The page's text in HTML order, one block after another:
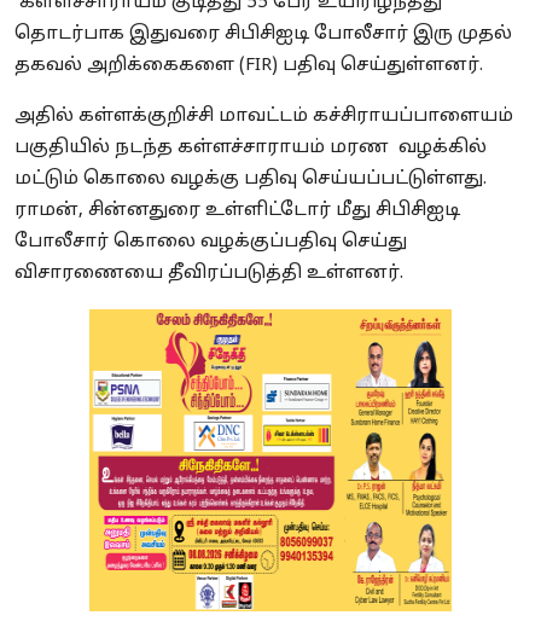
தொடர்பாக இதுவரை சிபிசிஐடி போலீசார் இரு முதல்
தகவல் அறிக்கைகளை (FIR) பதிவு செய்துள்ளனர்.
அதில் கள்ளக்குறிச்சி மாவட்டம் கச்சிராயப்பாளையம்
பகுதியில் நடந்த கள்ளச்சாராயம் மரண வழக்கில்
மட்டும் கொலை வழக்கு பதிவு செய்யப்பட்டுள்ளது.
ராமன், சின்னதுரை உள்ளிட்டோர் மீது சிபிசிஐடி
போலீசார் கொலை வழக்குப்பதிவு செய்து
விசாரணையை தீவிரப்படுத்தி உள்ளனர்.